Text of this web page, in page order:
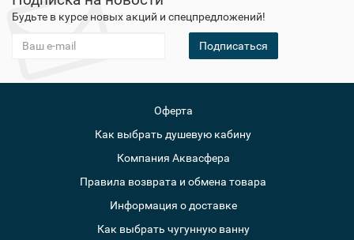
Будьте в курсе новых акций и спецпредложений!
Подписаться
Оферта
Как выбрать душевую кабину
Компания Аквасфера
Правила возврата и обмена товара
Информация о доставке
Как выбрать чугунную ванну